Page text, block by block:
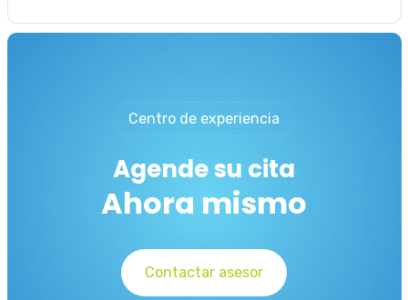
Centro de experiencia
Agende su cita
Ahora mismo
Contactar asesor